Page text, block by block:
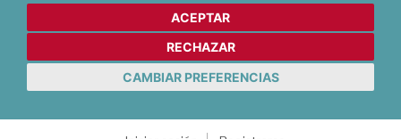
ACEPTAR
RECHAZAR
CAMBIAR PREFERENCIAS